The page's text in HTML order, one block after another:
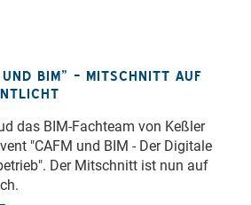
BIM” – MITSCHNITT AUF
das BIM-Fachteam von Keßler
"CAFM und BIM - Der Digitale
Der Mitschnitt ist nun auf